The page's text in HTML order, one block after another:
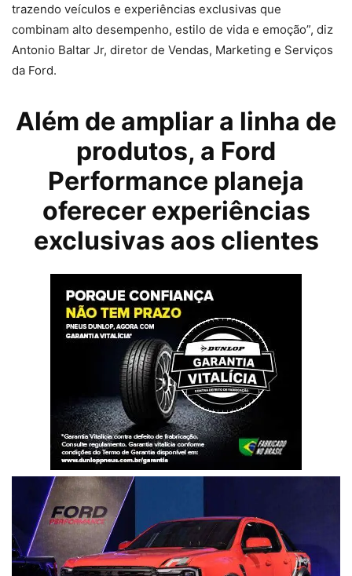
trazendo veículos e experiências exclusivas que
combinam alto desempenho, estilo de vida e emoção”, diz
Antonio Baltar Jr, diretor de Vendas, Marketing e Serviços
da Ford.
Além de ampliar a linha de
produtos, a Ford
Performance planeja
oferecer experiências
exclusivas aos clientes